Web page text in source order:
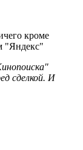
кроме
"Яндекс"
сделкой. И